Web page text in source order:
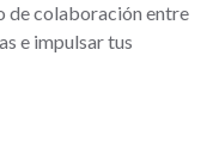
de colaboración entre
e impulsar tus